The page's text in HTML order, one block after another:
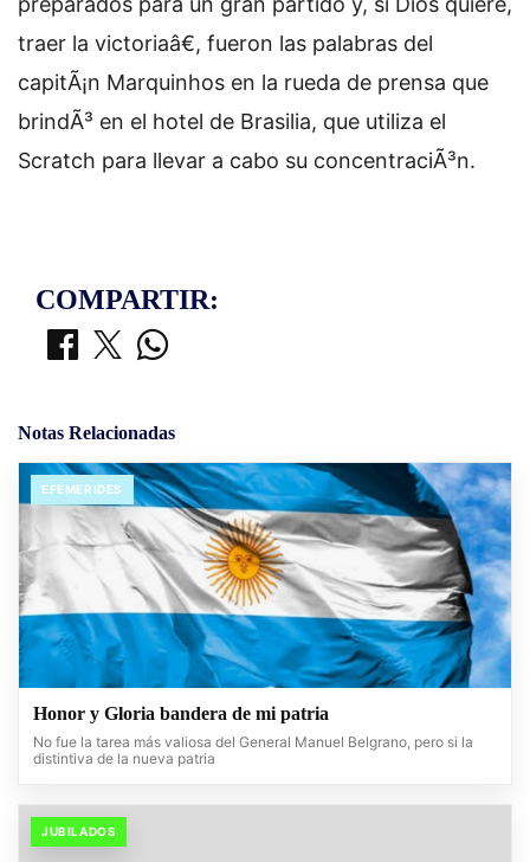
traer la victoriaâ€, fueron las palabras del
capitÃ¡n Marquinhos en la rueda de prensa que
brindÃ³ en el hotel de Brasilia, que utiliza el
Scratch para llevar a cabo su concentraciÃ³n.
COMPARTIR:
Notas Relacionadas
EFEMERIDES
Honor y Gloria bandera de mi patria
No fue la tarea más valiosa del General Manuel Belgrano, pero si la
distintiva de la nueva patria
JUBILADOS